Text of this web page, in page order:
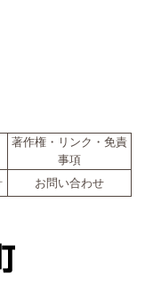
著作権・リンク・免責
事項
お問い合わせ